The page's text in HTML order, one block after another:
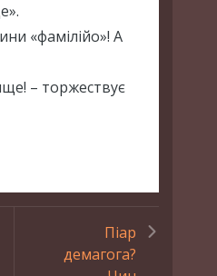
«фамілійо»! А
– торжествує
Піар
демагога?